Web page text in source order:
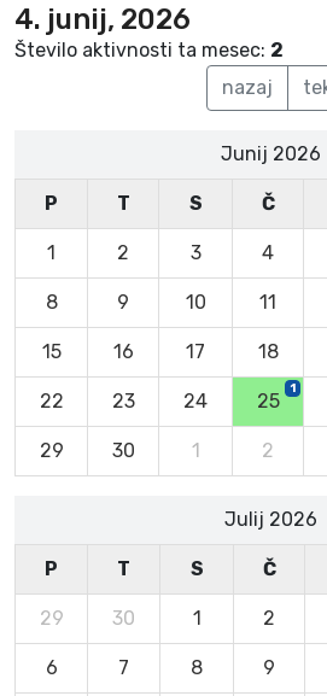
4. junij, 2026
Število aktivnosti ta mesec: 2
nazaj
Junij 2026
P T S Č
1 2 3 4
8 9 10 11
15 16 17 18
22 23 24 25
1
29 30 1 2
Julij 2026
P T S Č
29 30 1 2
6 7 8 9